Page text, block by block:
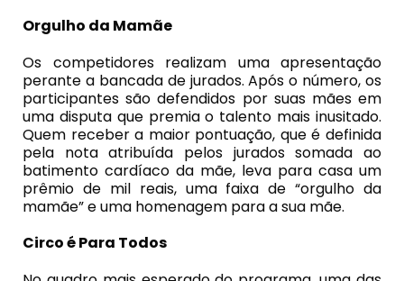
Orgulho da Mamãe
Os competidores realizam uma apresentação
perante a bancada de jurados. Após o número, os
participantes são defendidos por suas mães em
uma disputa que premia o talento mais inusitado.
Quem receber a maior pontuação, que é definida
pela nota atribuída pelos jurados somada ao
batimento cardíaco da mãe, leva para casa um
prêmio de mil reais, uma faixa de “orgulho da
mamãe” e uma homenagem para a sua mãe.
Circo é Para Todos